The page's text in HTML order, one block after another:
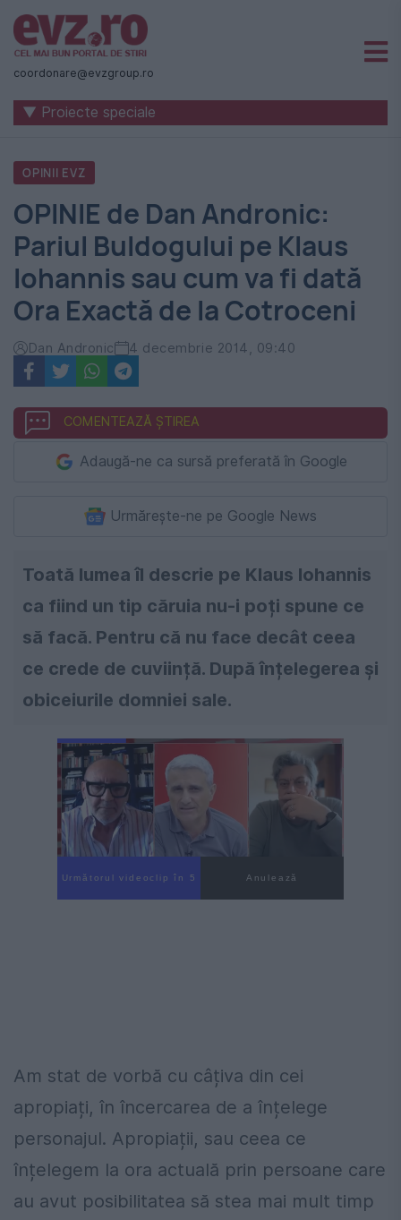
Știri
naționale
internaționale
România
-
Evenimentul
Zilei
coordonare@evzgroup.ro
▼ Proiecte speciale
OPINII EVZ
OPINIE de Dan Andronic:
Pariul Buldogului pe Klaus
Iohannis sau cum va fi dată
Ora Exactă de la Cotroceni
Dan Andronic 4 decembrie 2014, 09:40
COMENTEAZĂ ȘTIREA
Adaugă-ne ca sursă preferată în Google
Urmărește-ne pe Google News
Toată lumea îl descrie pe Klaus Iohannis
ca fiind un tip căruia nu-i poți spune ce
să facă. Pentru că nu face decât ceea
ce crede de cuviință. După înțelegerea și
obiceiurile domniei sale.
Următorul videoclip în 4 Anulează
Am stat de vorbă cu câțiva din cei
apropiați, în încercarea de a înțelege
personajul. Apropiații, sau ceea ce
înțelegem la ora actuală prin persoane care
au avut posibilitatea să stea mai mult timp